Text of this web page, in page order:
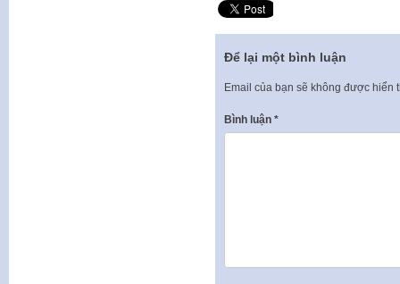
Để lại một bình luận
Email của bạn sẽ không được hiển
Bình luận *